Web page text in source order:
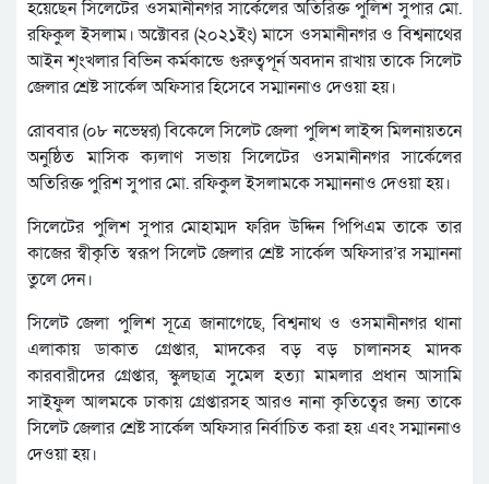
হয়েছেন সিলেটের ওসমানীনগর সার্কেলের অতিরিক্ত পুলিশ সুপার মো.
রফিকুল ইসলাম। অক্টোবর (২০২১ইং) মাসে ওসমানীনগর ও বিশ্বনাথের
আইন শৃংখলার বিভিন কর্মকান্ডে গুরুত্বপূর্ন অবদান রাখায় তাকে সিলেট
জেলার শ্রেষ্ট সার্কেল অফিসার হিসেবে সম্মাননাও দেওয়া হয়।
রোববার (০৮ নভেম্বর) বিকেলে সিলেট জেলা পুলিশ লাইন্স মিলনায়তনে
অনুষ্ঠিত মাসিক ক্যলাণ সভায় সিলেটের ওসমানীনগর সার্কেলের
অতিরিক্ত পুরিশ সুপার মো. রফিকুল ইসলামকে সম্মাননাও দেওয়া হয়।
সিলেটের পুলিশ সুপার মোহাম্মদ ফরিদ উদ্দিন পিপিএম তাকে তার
কাজের স্বীকৃতি স্বরূপ সিলেট জেলার শ্রেষ্ট সার্কেল অফিসার’র সম্মাননা
তুলে দেন।
সিলেট জেলা পুলিশ সূত্রে জানাগেছে, বিশ্বনাথ ও ওসমানীনগর থানা
এলাকায় ডাকাত গ্রেপ্তার, মাদকের বড় বড় চালানসহ মাদক
কারবারীদের গ্রেপ্তার, স্কুলছাত্র সুমেল হত্যা মামলার প্রধান আসামি
সাইফুল আলমকে ঢাকায় গ্রেপ্তারসহ আরও নানা কৃতিত্বের জন্য তাকে
সিলেট জেলার শ্রেষ্ট সার্কেল অফিসার নির্বাচিত করা হয় এবং সম্মাননাও
দেওয়া হয়।